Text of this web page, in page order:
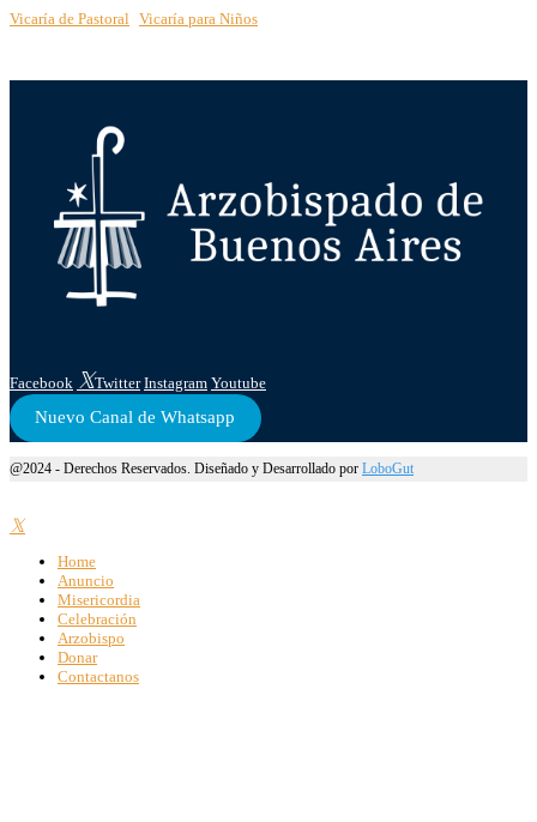
Vicaría de Pastoral Vicaría para Niños
Facebook Twitter Instagram Youtube
Nuevo Canal de Whatsapp
@2024 - Derechos Reservados. Diseñado y Desarrollado por LoboGut
Home
Anuncio
Misericordia
Celebración
Arzobispo
Donar
Contactanos